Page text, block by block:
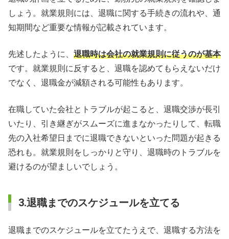
しょう。就業規則には、退職に関する手続きの流れや、通
知期間など重要な情報が記載されています。
先述したように、 退職時は会社の就業規則に従うのが基本
です。就業規則に反すると、退職を認めてもらえないだけ
でなく、退職金が減額される可能性もあります。
在職していた会社とトラブルが起こると、退職交渉が長引
いたり、引き継ぎがスムーズに進まなかったりして、転職
先の入社希望日までに退職できないといった問題が起きる
恐れも。就業規則をしっかりと守り、退職時のトラブルを
避けるのが望ましいでしょう。
3.退職までのスケジュールを立てる
退職までのスケジュールを立てたうえで、退職する方法を